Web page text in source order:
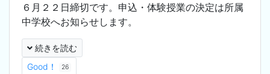
６月２２日締切です。申込・体験授業の決定は所属
中学校へお知らせします。
続きを読む
Good！
26